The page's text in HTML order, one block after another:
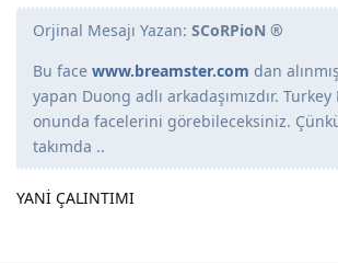
Orjinal Mesajı Yazan: SCoRPioN ®
Bu face www.breamster.com dan
yapan Duong adlı arkadaşımızdır.
onunda facelerini görebileceksiniz.
takımda ..
YANİ ÇALINTIMI